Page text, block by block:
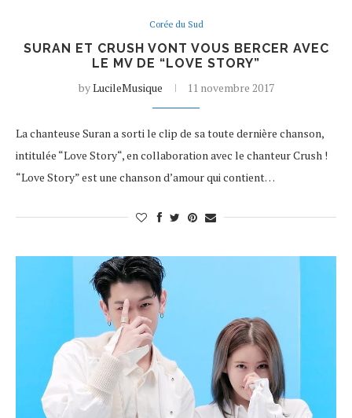
Corée du Sud
SURAN ET CRUSH VONT VOUS BERCER AVEC
LE MV DE “LOVE STORY”
byLucileMusique 11 novembre 2017
La chanteuse Suran a sorti le clip de sa toute dernière chanson,
intitulée “Love Story“, en collaboration avec le chanteur Crush !
“Love Story” est une chanson d’amour qui contient…